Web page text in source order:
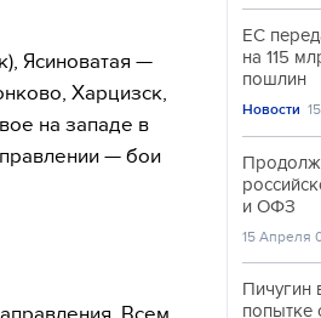
Ясиноватая —
Харцизск,
на западе в
— бои
ЕС
на 115
пошлин
Новости
и ОФЗ
15 Апреля
Пичугин
попытке